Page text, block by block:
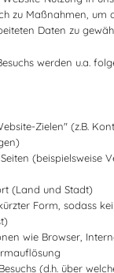
zu Maßnahmen, um
Daten zu
werden u.a.
Zielen" (z.B.
(beispielsweise
(Land und Stadt)
Form, sodass
wie Browser,
(d.h. über